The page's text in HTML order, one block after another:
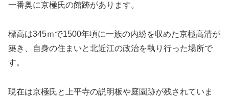
一番奥に京極氏の館跡があります。
標高は345ｍで1500年頃に一族の内紛を収めた京極高清が
築き、自身の住まいと北近江の政治を執り行った場所で
す。
現在は京極氏と上平寺の説明板や庭園跡が残されていま